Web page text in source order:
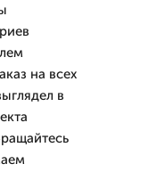
на всех
в